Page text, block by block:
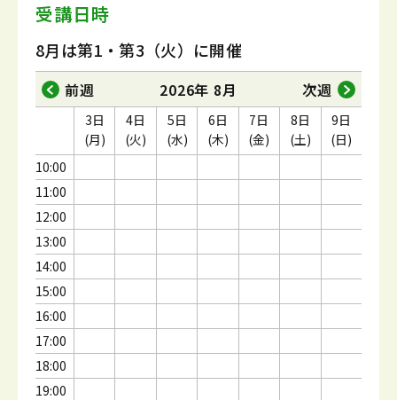
受講日時
8月は第1・第3（火）に開催
前週 2026年 8月 次週
10:00
11:00
12:00
13:00
14:00
15:00
16:00
17:00
18:00
19:00
3日
(月)
4日
(火)
5日
(水)
6日
(木)
7日
(金)
8日
(土)
9日
(日)